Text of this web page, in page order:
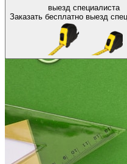
выезд специалиста
Заказать бесплатно выезд